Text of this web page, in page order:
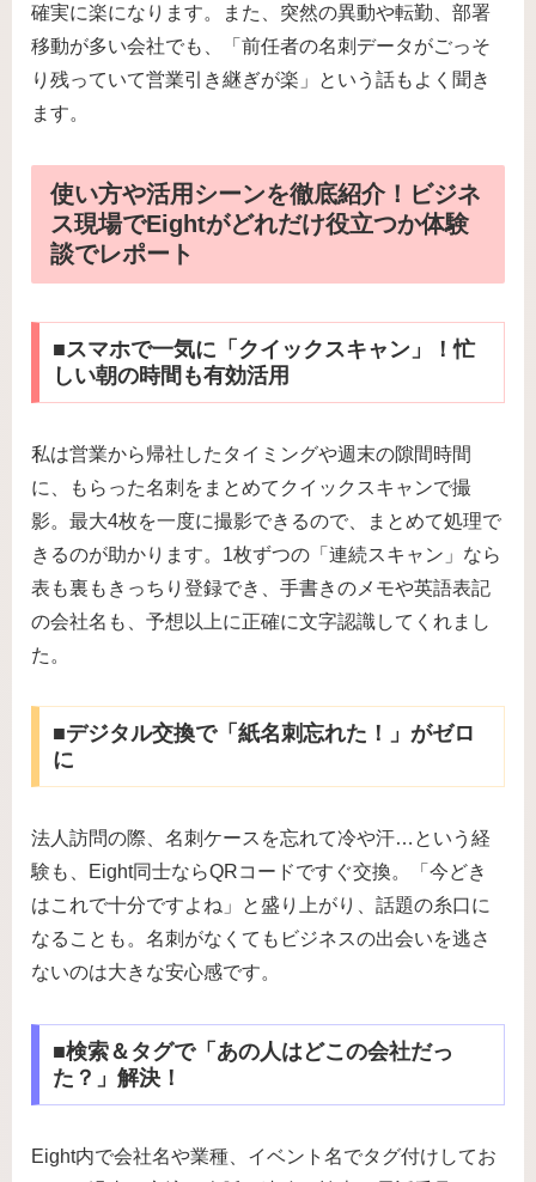
確実に楽になります。また、突然の異動や転勤、部署
移動が多い会社でも、「前任者の名刺データがごっそ
り残っていて営業引き継ぎが楽」という話もよく聞き
ます。
使い方や活用シーンを徹底紹介！ビジネ
ス現場でEightがどれだけ役立つか体験
談でレポート
■スマホで一気に「クイックスキャン」！忙
しい朝の時間も有効活用
私は営業から帰社したタイミングや週末の隙間時間
に、もらった名刺をまとめてクイックスキャンで撮
影。最大4枚を一度に撮影できるので、まとめて処理で
きるのが助かります。1枚ずつの「連続スキャン」なら
表も裏もきっちり登録でき、手書きのメモや英語表記
の会社名も、予想以上に正確に文字認識してくれまし
た。
■デジタル交換で「紙名刺忘れた！」がゼロ
に
法人訪問の際、名刺ケースを忘れて冷や汗…という経
験も、Eight同士ならQRコードですぐ交換。「今どき
はこれで十分ですよね」と盛り上がり、話題の糸口に
なることも。名刺がなくてもビジネスの出会いを逃さ
ないのは大きな安心感です。
■検索＆タグで「あの人はどこの会社だっ
た？」解決！
Eight内で会社名や業種、イベント名でタグ付けしてお